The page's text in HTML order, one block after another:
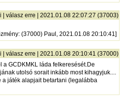
válasz erre | 2021.01.08 22:07:27 (37003)
: (37000) Paul, 2021.01.08 20:10:41]
válasz erre | 2021.01.08 20:10:41 (37000)
a GCDKMKL láda felkeresését.De
utolsó sorait inkább most kihagyjuk....
játék alapjait betartani (legalábba